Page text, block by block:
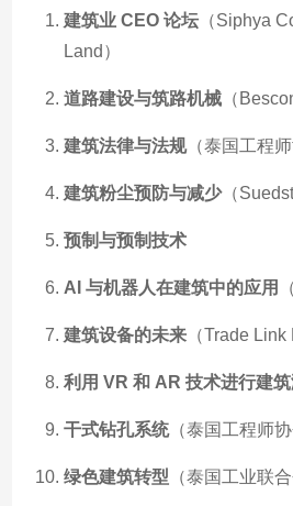
建筑业 CEO 论坛 （Siphya
Land）
道路建设与筑路机械 （
建筑法律与法规（泰国工程师
建筑粉尘预防与减少（
预制与预制技术
AI 与机器人在建筑中的应用
建筑设备的未来 （Trade Link
利用 VR 和 AR 技术进行建
干式钻孔系统（泰国工程师协
绿色建筑转型 （泰国工业联合